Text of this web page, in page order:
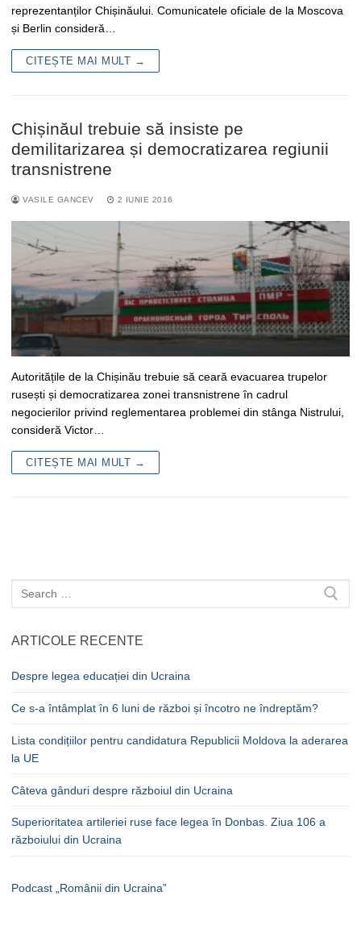
reprezentanților Chișinăului. Comunicatele oficiale de la Moscova
și Berlin consideră…
CITEȘTE MAI MULT →
Chișinăul trebuie să insiste pe
demilitarizarea și democratizarea regiunii
transnistrene
VASILE GANCEV 2 IUNIE 2016
Autoritățile de la Chișinău trebuie să ceară evacuarea trupelor
rusești și democratizarea zonei transnistrene în cadrul
negocierilor privind reglementarea problemei din stânga Nistrului,
consideră Victor…
CITEȘTE MAI MULT →
Caută
după:
ARTICOLE RECENTE
Despre legea educației din Ucraina
Ce s-a întâmplat în 6 luni de război și încotro ne îndreptăm?
Lista condițiilor pentru candidatura Republicii Moldova la aderarea
la UE
Câteva gânduri despre războiul din Ucraina
Superioritatea artileriei ruse face legea în Donbas. Ziua 106 a
războiului din Ucraina
Podcast „Românii din Ucraina”